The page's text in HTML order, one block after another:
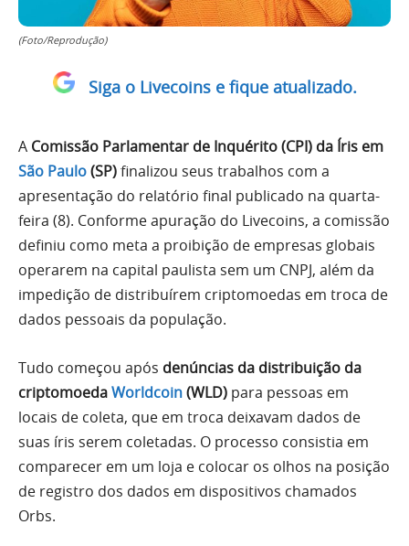
(Foto/Reprodução)
Siga o Livecoins e fique atualizado.
A Comissão Parlamentar de Inquérito (CPI) da Íris em
São Paulo(SP)finalizou seus trabalhos com a
apresentação do relatório final publicado na quarta-
feira (8). Conforme apuração do Livecoins, a comissão
definiu como meta a proibição de empresas globais
operarem na capital paulista sem um CNPJ, além da
impedição de distribuírem criptomoedas em troca de
dados pessoais da população.
Tudo começou após denúncias da distribuição da
criptomoedaWorldcoin(WLD) para pessoas em
locais de coleta, que em troca deixavam dados de
suas íris serem coletadas. O processo consistia em
comparecer em um loja e colocar os olhos na posição
de registro dos dados em dispositivos chamados
Orbs.